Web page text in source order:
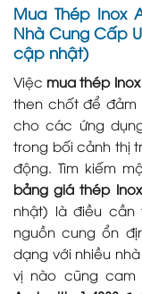
Mua Thép Inox
Nhà Cung Cấp
cập nhật)
Việc mua thép
then chốt để đảm
cho các ứng
trong bối cảnh thị
động. Tìm kiếm
bảng giá thép
nhật) là điều
nguồn cung ổn
dạng với nhiều
vị nào cũng cam